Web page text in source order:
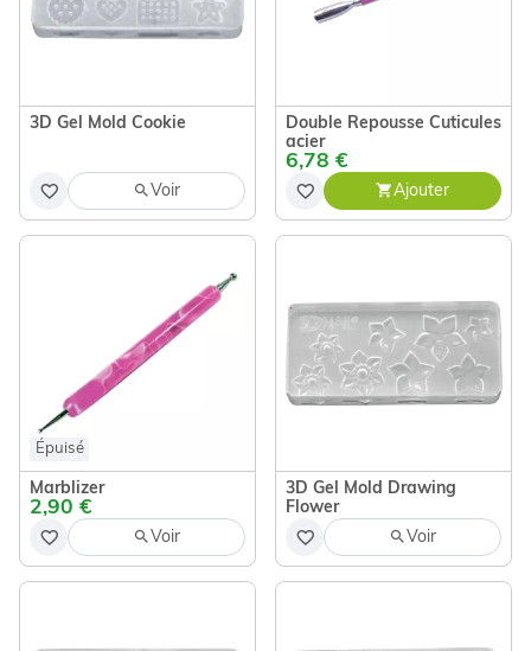
3D Gel Mold Cookie
Voir
Double Repousse Cuticules
acier
6,78 €
Ajouter
Épuisé
Marblizer
2,90 €
Voir
3D Gel Mold Drawing
Flower
Voir